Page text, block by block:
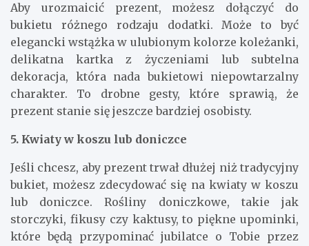
Aby urozmaicić prezent, możesz dołączyć do
bukietu różnego rodzaju dodatki. Może to być
elegancki wstążka w ulubionym kolorze koleżanki,
delikatna kartka z życzeniami lub subtelna
dekoracja, która nada bukietowi niepowtarzalny
charakter. To drobne gesty, które sprawią, że
prezent stanie się jeszcze bardziej osobisty.
5. Kwiaty w koszu lub doniczce
Jeśli chcesz, aby prezent trwał dłużej niż tradycyjny
bukiet, możesz zdecydować się na kwiaty w koszu
lub doniczce. Rośliny doniczkowe, takie jak
storczyki, fikusy czy kaktusy, to piękne upominki,
które będą przypominać jubilatce o Tobie przez